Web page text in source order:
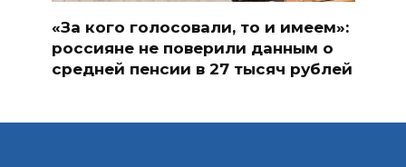
«За кого голосовали, то и имеем»:
россияне не поверили данным о
средней пенсии в 27 тысяч рублей